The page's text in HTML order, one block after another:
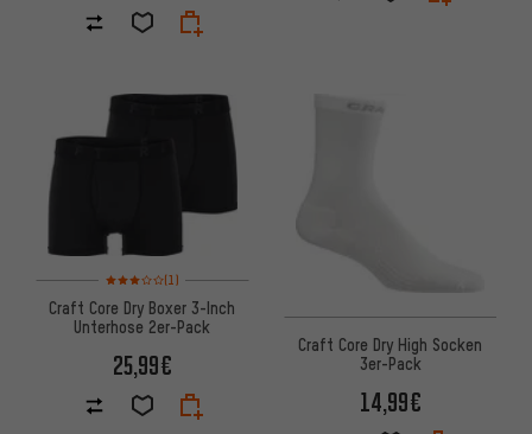
Bewertungen: 3 von 5 basierend auf 1 Bewertungen
(1)
Craft Core Dry Boxer 3-Inch
Unterhose 2er-Pack
25,99€
Craft Core Dry High Socken
3er-Pack
14,99€